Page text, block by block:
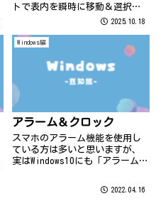
トで表内を瞬時に移動＆選択で
き、時短に効果抜群です♪2025.10.18
Windows編
アラーム＆クロック
スマホのアラーム機能を使用し
ている方は多いと思いますが、
実はWindows10にも「アラーム＆
イコンはコレ↑。 一覧の中にあ
2022.04.16